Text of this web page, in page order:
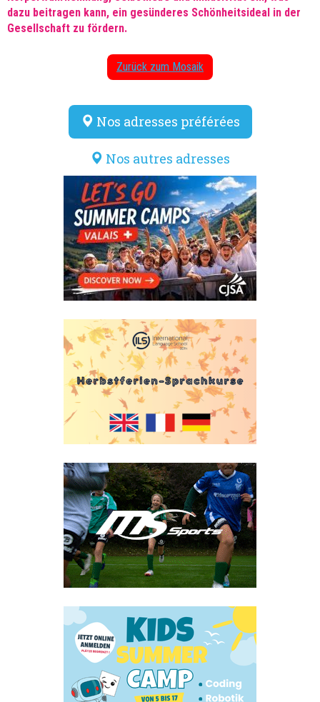
dazu beitragen kann, ein gesünderes Schönheitsideal in der
Gesellschaft zu fördern.
Zurück zum Mosaik
Nos adresses préférées
Nos autres adresses